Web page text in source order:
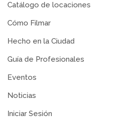
Catálogo de locaciones
Cómo Filmar
Hecho en la Ciudad
Guía de Profesionales
Eventos
Noticias
Iniciar Sesión